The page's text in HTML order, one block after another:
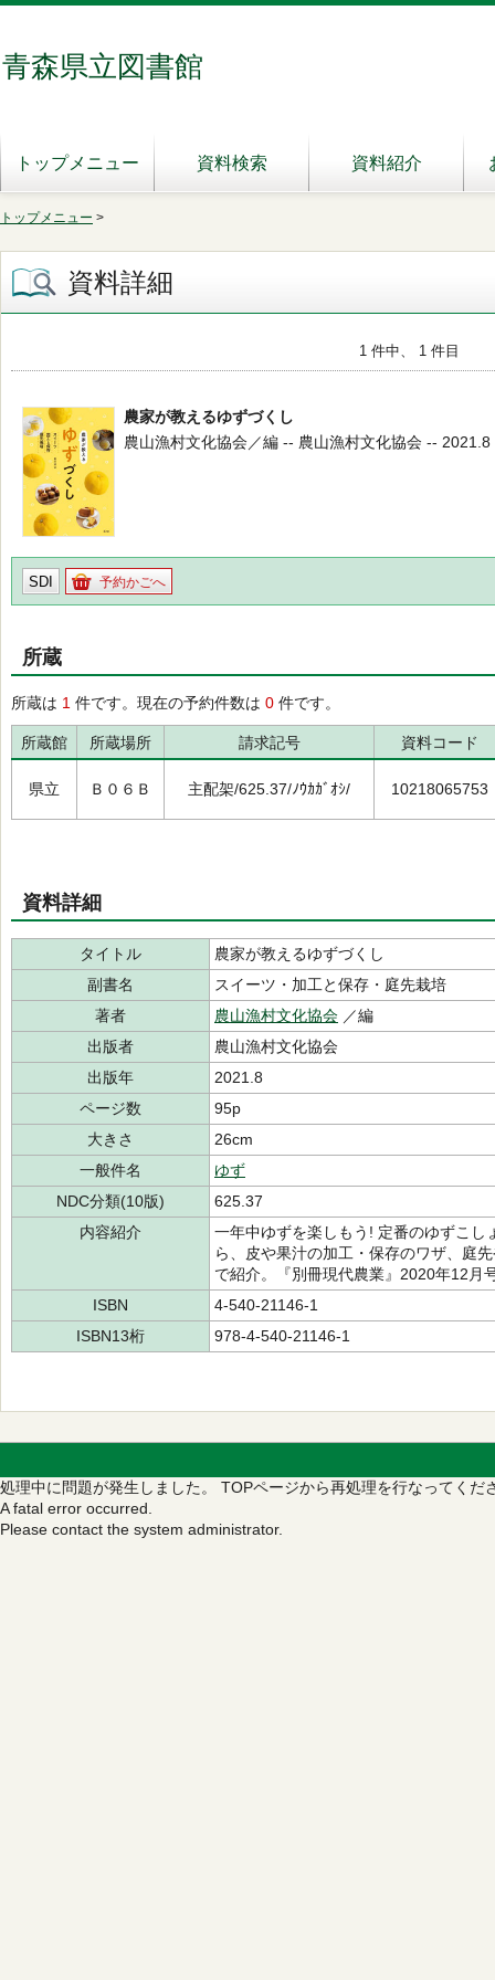
青森県立図書館
トップメニュー 資料検索 資料紹介
トップメニュー >
資料詳細
1 件中、 1 件目
農家が教えるゆずづくし
農山漁村文化協会／編 -- 農山漁村文化協会 --
SDI 予約かごへ
所蔵
所蔵は 1 件です。現在の予約件数は 0 件です。
所蔵館 所蔵場所 請求記号 資料コード
県立 Ｂ０６Ｂ 主配架/625.37/ﾉｳｶｶﾞｵｼ/ 10218065753
資料詳細
タイトル
農家が教えるゆずづくし
副書名
スイーツ・加工と保存・庭先栽培
著者
農山漁村文化協会 ／編
出版者
農山漁村文化協会
出版年
2021.8
ページ数
95p
大きさ
26cm
一般件名
ゆず
NDC分類(10版)
625.37
内容紹介
一年中ゆずを楽しもう! 定番のゆずこ
ら、皮や果汁の加工・保存のワザ、庭
で紹介。『別冊現代農業』2020年12月
ISBN
4-540-21146-1
ISBN13桁
978-4-540-21146-1
処理中に問題が発生しました。 TOPページから再処理を行なってくだ
A fatal error occurred.
Please contact the system administrator.